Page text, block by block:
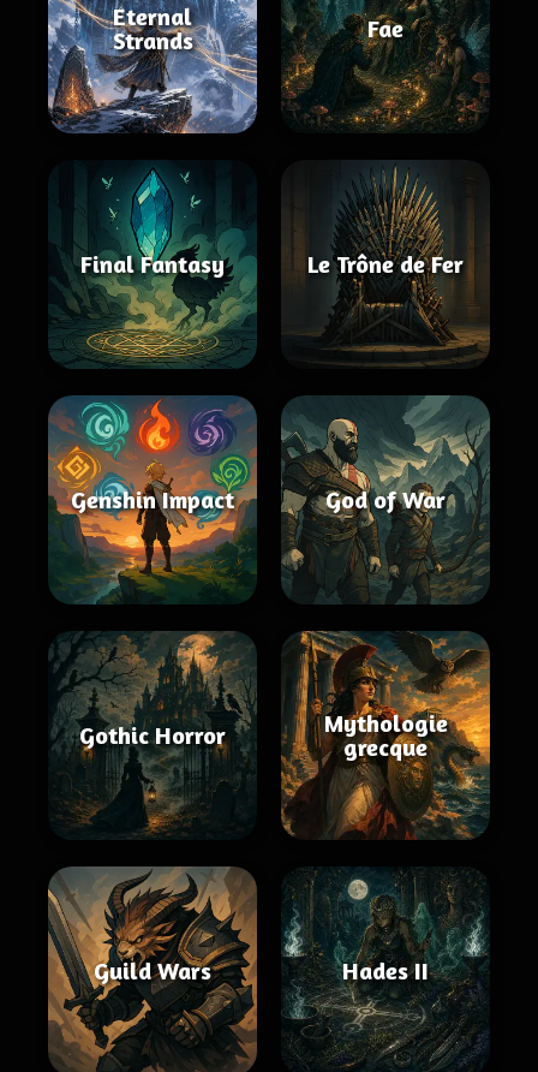
Eternal
Strands
Fae
Final Fantasy Le Trône de Fer
Genshin Impact God of War
Gothic Horror
Mythologie
grecque
Guild Wars Hades II